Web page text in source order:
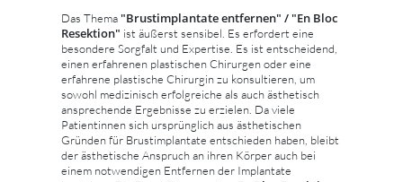
Das Thema"Brustimplantate entfernen" / "En Bloc
Resektion" ist äußerst sensibel. Es erfordert eine
besondere Sorgfalt und Expertise. Es ist entscheidend,
einen erfahrenen plastischen Chirurgen oder eine
erfahrene plastische Chirurgin zu konsultieren, um
sowohl medizinisch erfolgreiche als auch ästhetisch
ansprechende Ergebnisse zu erzielen. Da viele
Patientinnen sich ursprünglich aus ästhetischen
Gründen für Brustimplantate entschieden haben, bleibt
der ästhetische Anspruch an ihren Körper auch bei
einem notwendigen Entfernen der Implantate